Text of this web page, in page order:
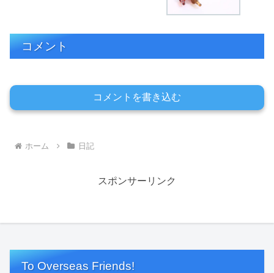
コメント
コメントを書き込む
ホーム 日記
スポンサーリンク
To Overseas Friends!